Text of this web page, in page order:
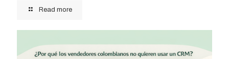
Read more